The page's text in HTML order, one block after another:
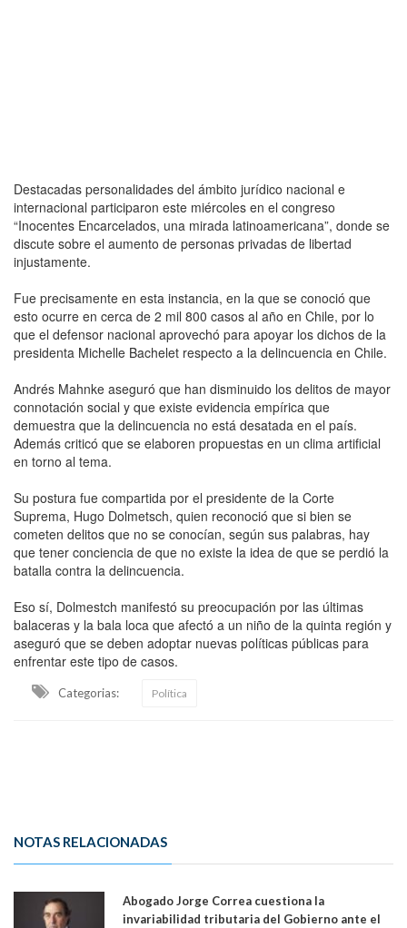
Destacadas personalidades del ámbito jurídico nacional e
internacional participaron este miércoles en el congreso
“Inocentes Encarcelados, una mirada latinoamericana”, donde se
discute sobre el aumento de personas privadas de libertad
injustamente.
Fue precisamente en esta instancia, en la que se conoció que
esto ocurre en cerca de 2 mil 800 casos al año en Chile, por lo
que el defensor nacional aprovechó para apoyar los dichos de la
presidenta Michelle Bachelet respecto a la delincuencia en Chile.
Andrés Mahnke aseguró que han disminuido los delitos de mayor
connotación social y que existe evidencia empírica que
demuestra que la delincuencia no está desatada en el país.
Además criticó que se elaboren propuestas en un clima artificial
en torno al tema.
Su postura fue compartida por el presidente de la Corte
Suprema, Hugo Dolmetsch, quien reconoció que si bien se
cometen delitos que no se conocían, según sus palabras, hay
que tener conciencia de que no existe la idea de que se perdió la
batalla contra la delincuencia.
Eso sí, Dolmestch manifestó su preocupación por las últimas
balaceras y la bala loca que afectó a un niño de la quinta región y
aseguró que se deben adoptar nuevas políticas públicas para
enfrentar este tipo de casos.
Categorias: Política
NOTAS RELACIONADAS
Abogado Jorge Correa cuestiona la
invariabilidad tributaria del Gobierno ante el